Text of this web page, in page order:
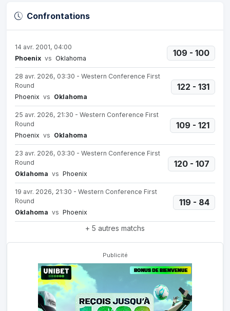
Confrontations
14 avr. 2001, 04:00
Phoenix vs Oklahoma
109 - 100
28 avr. 2026, 03:30 - Western Conference First
Round
Phoenix vs Oklahoma
122 - 131
25 avr. 2026, 21:30 - Western Conference First
Round
Phoenix vs Oklahoma
109 - 121
23 avr. 2026, 03:30 - Western Conference First
Round
Oklahoma vs Phoenix
120 - 107
19 avr. 2026, 21:30 - Western Conference First
Round
Oklahoma vs Phoenix
119 - 84
+ 5 autres matchs
Publicité